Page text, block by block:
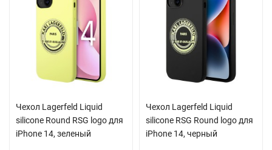
Чехол Lagerfeld Liquid
silicone Round RSG logo для
iPhone 14, зеленый
Чехол Lagerfeld Liquid
silicone RSG Round logo для
iPhone 14, черный